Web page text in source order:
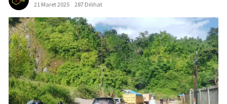
21 Maret 2025
287 Dilihat